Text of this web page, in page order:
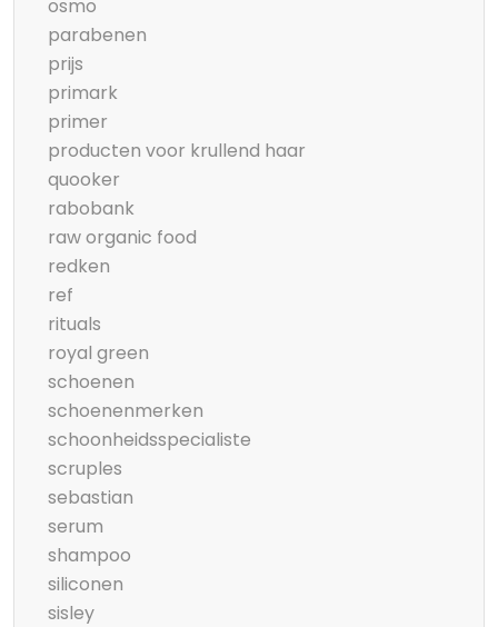
osmo
parabenen
prijs
primark
primer
producten voor krullend haar
quooker
rabobank
raw organic food
redken
ref
rituals
royal green
schoenen
schoenenmerken
schoonheidsspecialiste
scruples
sebastian
serum
shampoo
siliconen
sisley